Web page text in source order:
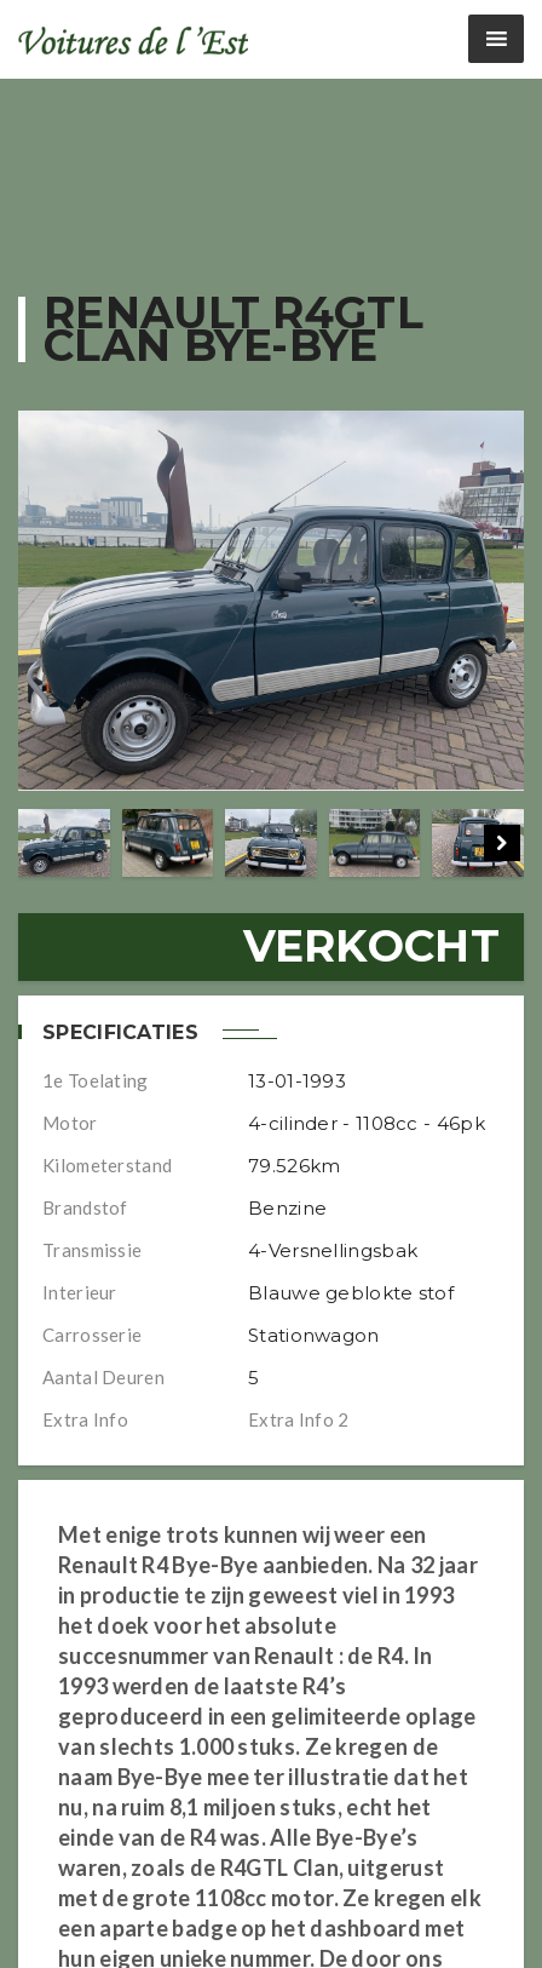
RENAULT R4GTL
CLAN BYE-BYE
VERKOCHT
SPECIFICATIES
1e Toelating 13-01-1993
Motor 4-cilinder - 1108cc - 46pk
Kilometerstand 79.526km
Brandstof Benzine
Transmissie 4-Versnellingsbak
Interieur Blauwe geblokte stof
Carrosserie Stationwagon
Aantal Deuren 5
Extra Info Extra Info 2
Met enige trots kunnen wij weer een
Renault R4 Bye-Bye aanbieden. Na 32 jaar
in productie te zijn geweest viel in 1993
het doek voorhet absolute
succesnummer van Renault : de R4. In
1993 werden de laatste R4’s
geproduceerd in een gelimiteerde oplage
van slechts 1.000 stuks. Ze kregen de
naam Bye-Bye mee ter illustratie dat het
nu, na ruim 8,1 miljoen stuks, echt het
einde van de R4 was. Alle Bye-Bye’s
waren, zoals de R4GTL Clan, uitgerust
met de grote 1108cc motor. Ze kregen elk
een aparte badge op het dashboard met
hun eigen unieke nummer. De door ons